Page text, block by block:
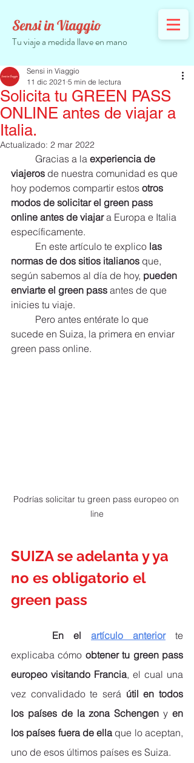
Sensi in Viaggio
Tu viaje a medida llave en mano
Solicita tu GREEN PASS
ONLINE antes de viajar a
Italia.
Sensi in Viaggio
11 dic 2021 5 min de lectura
Actualizado: 2 mar 2022
	Gracias a la
experiencia de
viajeros de nuestra comunidad es que
hoy podemos compartir estos otros
modos de solicitar el green pass
online antes de viajar a Europa e Italia
específicamente.
	En este artículo te explico
las
normas de dos sitios italianos que,
según sabemos al día de hoy, pueden
enviarte el green pass antes de que
inicies tu viaje.
sucede en Suiza, la primera en enviar
green pass online.
Podrías solicitar tu green pass europeo on
line
SUIZA se adelanta y ya
no es obligatorio el
green pass
En el artículo anterior te
explicaba cómo obtener tu green pass
europeo visitando Francia, el cual una
vez convalidado te será útil en todos
los países de la zona Schengen y en
los países fuera de ella que lo aceptan,
uno de esos últimos países es Suiza.